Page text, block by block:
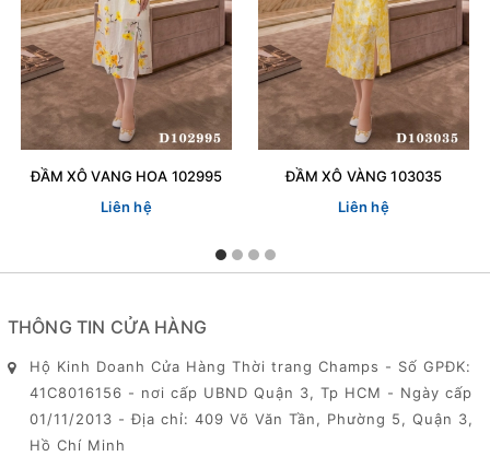
ĐẦM XÔ VANG HOA 102995
Liên hệ
ĐẦM XÔ VÀNG 103035
Liên hệ
THÔNG TIN CỬA HÀNG
Hộ Kinh Doanh Cửa Hàng Thời trang Champs - Số GPĐK:
41C8016156 - nơi cấp UBND Quận 3, Tp HCM - Ngày cấp
01/11/2013 - Địa chỉ: 409 Võ Văn Tần, Phường 5, Quận 3,
Hồ Chí Minh